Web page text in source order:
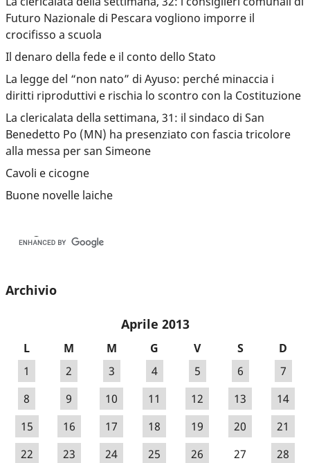
Futuro Nazionale di Pescara vogliono imporre il
crocifisso a scuola
Il denaro della fede e il conto dello Stato
La legge del “non nato” di Ayuso: perché minaccia i
diritti riproduttivi e rischia lo scontro con la Costituzione
La clericalata della settimana, 31: il sindaco di San
Benedetto Po (MN) ha presenziato con fascia tricolore
alla messa per san Simeone
Cavoli e cicogne
Buone novelle laiche
Archivio
Aprile 2013
L M M G V S
D
1
2 3 4 5 6
7
8
9 10 11 12 13
14
15
16 17 18 19 20
21
22
23 24 25 26 27
28